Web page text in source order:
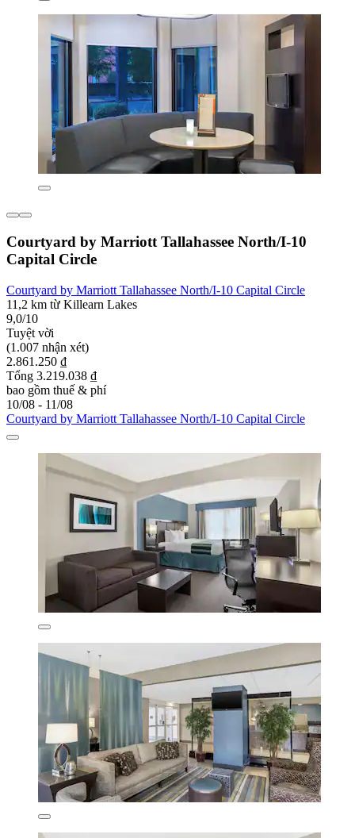
Courtyard by Marriott Tallahassee North/I-10
Capital Circle
Courtyard by Marriott Tallahassee North/I-10 Capital Circle
11,2 km từ Killearn Lakes
9,0/10
Tuyệt vời
(1.007 nhận xét)
2.861.250 ₫
Tổng 3.219.038 ₫
bao gồm thuế & phí
10/08 - 11/08
Courtyard by Marriott Tallahassee North/I-10 Capital Circle